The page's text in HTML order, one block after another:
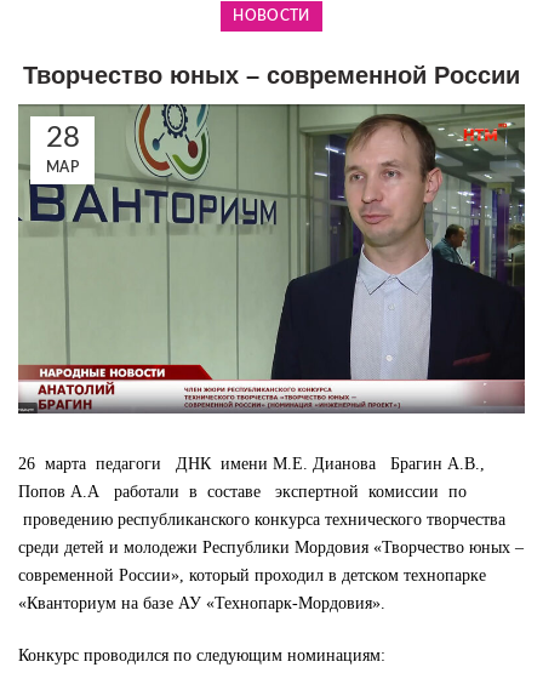
НОВОСТИ
Творчество юных – современной России
28
МАР
26 марта педагоги ДНК имени М.Е. Дианова Брагин А.В.,
Попов А.А работали в составе экспертной комиссии по
проведению республиканского конкурса технического творчества
среди детей и молодежи Республики Мордовия «Творчество юных –
современной России», который проходил в детском технопарке
«Кванториум на базе АУ «Технопарк-Мордовия».
Конкурс проводился по следующим номинациям: